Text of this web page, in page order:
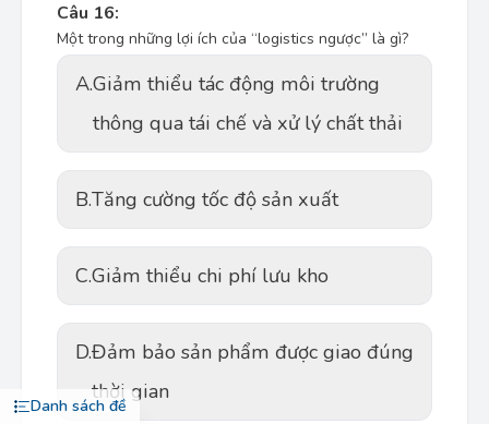
Danh sách đề
Câu 16:
Một trong những lợi ích của “logistics ngược” là gì?
A.Giảm thiểu tác động môi trường
thông qua tái chế và xử lý chất thải
B.Tăng cường tốc độ sản xuất
C.Giảm thiểu chi phí lưu kho
D.Đảm bảo sản phẩm được giao đúng
thời gian